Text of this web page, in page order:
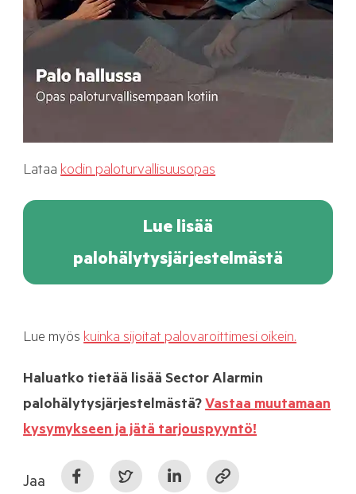
Lataa kodin paloturvallisuusopas
Lue lisää
palohälytysjärjestelmästä
Lue myös kuinka sijoitat palovaroittimesi oikein.
Haluatko tietää lisää Sector Alarmin
palohälytysjärjestelmästä? Vastaa muutamaan
kysymykseen ja jätä tarjouspyyntö!
Jaa